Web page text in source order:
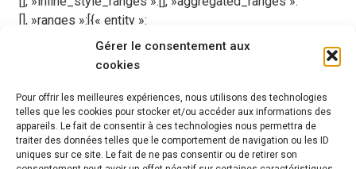
Gérer le consentement aux
cookies
Pour offrir les meilleures expériences, nous utilisons des technologies
telles que les cookies pour stocker et/ou accéder aux informations des
appareils. Le fait de consentir à ces technologies nous permettra de
traiter des données telles que le comportement de navigation ou les ID
uniques sur ce site. Le fait de ne pas consentir ou de retirer son
[], »ranges »:[{« entity »:
{« __typename »: »Hashtag », »__isEntity »: »Hashtag »,
__eep__=6″, »mobileUrl »: »https:\/\/m.facebook.com\/
Un voyage au cœur des traditions ancestrales pour
libérer les tensions, réveiller l’énergie et reconnecter le
corps et l’esprit.
Puissance, rythme et bien-être profond